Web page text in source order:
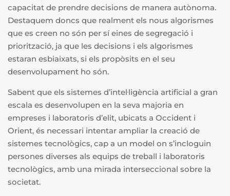
capacitat de prendre decisions de manera autònoma.
Destaquem doncs que realment els nous algorismes
que es creen no són per sí eines de segregació i
priorització, ja que les decisions i els algorismes
estaran esbiaixats, si els propòsits en el seu
desenvolupament ho són.
Sabent que els sistemes d’intel·ligència artificial a gran
escala es desenvolupen en la seva majoria en
empreses i laboratoris d’elit, ubicats a Occident i
Orient, és necessari intentar ampliar la creació de
sistemes tecnològics, cap a un model on s’incloguin
persones diverses als equips de treball i laboratoris
tecnològics, amb una mirada interseccional sobre la
societat.